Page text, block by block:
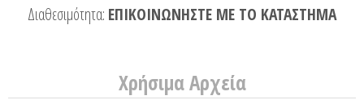
Διαθεσιμότητα: ΕΠΙΚΟΙΝΩΝΗΣΤΕ ΜΕ ΤΟ ΚΑΤΑΣΤΗΜΑ
Χρήσιμα Αρχεία